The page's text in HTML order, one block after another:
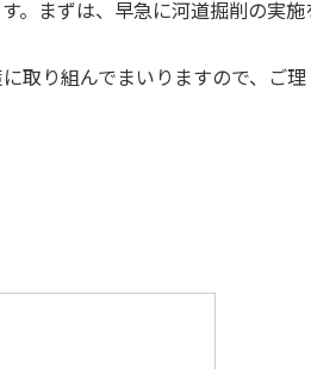
。まずは、早急に河道掘削の実施
取り組んでまいりますので、ご理